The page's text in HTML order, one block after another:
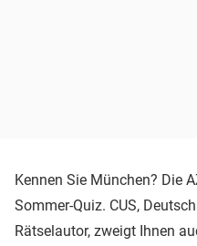
Kennen Sie München? Die
Sommer-Quiz. CUS,
Rätselautor, zweigt Ihnen